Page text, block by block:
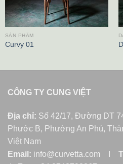
SẢN PHẨM
Curvy 01
CÔNG TY CUNG VIỆT
Địa chỉ: Số 42/17, Đường DT
Phước B, Phường An Phú,
Việt Nam
Email: info@curvetta.com I